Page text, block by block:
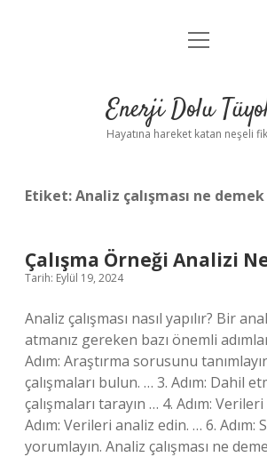
Anasayfa
Yasal Uyarı
menüyü
Enerji Dolu
Hayatına hareket katan neşeli
Etiket:Analiz çalışması ne demek
Çalışma Örneği Analizi
Tarih: Eylül 19, 2024
Analiz çalışması nasıl yapılır? Bir
atmanız gereken bazı önemli
Adım: Araştırma sorusunu
çalışmaları bulun. … 3. Adım: Dahil
çalışmaları tarayın … 4. Adım: Verileri
Adım: Verileri analiz edin. … 6. Adım:
yorumlayın. Analiz çalışması ne